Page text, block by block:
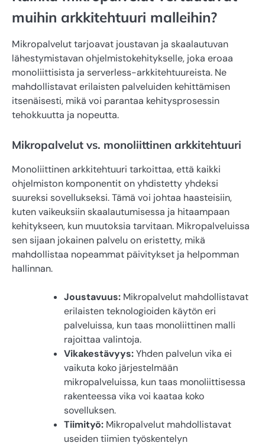
muihin arkkitehtuuri malleihin?
Mikropalvelut tarjoavat joustavan ja skaalautuvan
lähestymistavan ohjelmistokehitykselle, joka eroaa
monoliittisista ja serverless-arkkitehtuureista. Ne
mahdollistavat erilaisten palveluiden kehittämisen
itsenäisesti, mikä voi parantaa kehitysprosessin
tehokkuutta ja nopeutta.
Mikropalvelut vs. monoliittinen arkkitehtuuri
Monoliittinen arkkitehtuuri tarkoittaa, että kaikki
ohjelmiston komponentit on yhdistetty yhdeksi
suureksi sovellukseksi. Tämä voi johtaa haasteisiin,
kuten vaikeuksiin skaalautumisessa ja hitaampaan
kehitykseen, kun muutoksia tarvitaan. Mikropalveluissa
sen sijaan jokainen palvelu on eristetty, mikä
mahdollistaa nopeammat päivitykset ja helpomman
hallinnan.
Joustavuus: Mikropalvelut mahdollistavat
erilaisten teknologioiden käytön eri
palveluissa, kun taas monoliittinen malli
rajoittaa valintoja.
Vikakestävyys:Yhden palvelun vika ei
vaikuta koko järjestelmään
mikropalveluissa, kun taas monoliittisessa
rakenteessa vika voi kaataa koko
sovelluksen.
Tiimityö: Mikropalvelut mahdollistavat
useiden tiimien työskentelyn